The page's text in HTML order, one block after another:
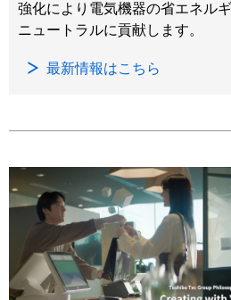
強化により電気機器の省エネル
ニュートラルに貢献します。
最新情報はこちら